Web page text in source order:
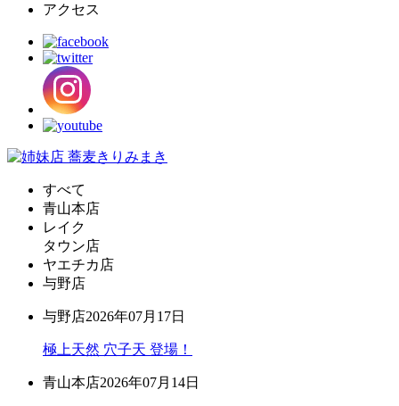
アクセス
すべて
青山本店
レイク
タウン店
ヤエチカ店
与野店
与野店2026年07月17日
極上天然 穴子天 登場！
青山本店2026年07月14日